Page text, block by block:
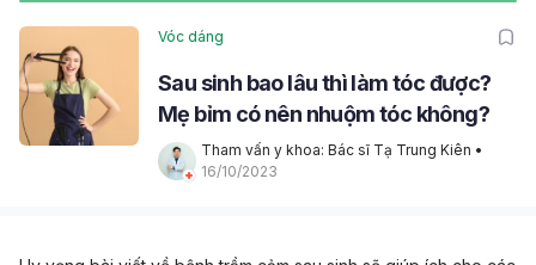
Vóc dáng
Sau sinh bao lâu thì làm tóc được?
Mẹ bỉm có nên nhuộm tóc không?
Tham vấn y khoa: Bác sĩ Tạ Trung Kiên
16/10/2023